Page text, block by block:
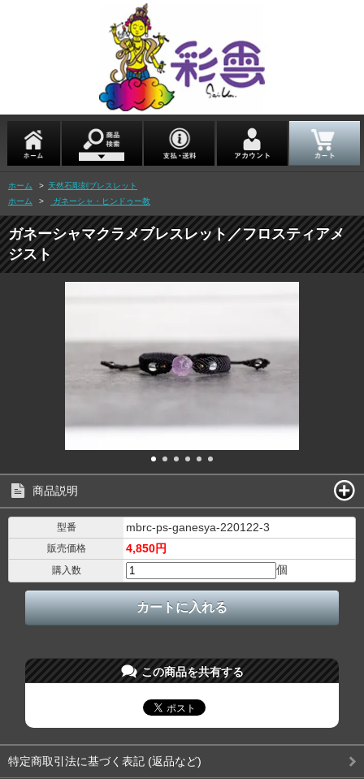
ホーム > 天然石彫刻ブレスレット
ホーム
> ガネーシャ・ヒンドゥー教
ガネーシャマクラメブレスレット／フロスティアメ
ジスト
商品説明
型番 mbrc-ps-ganesya-220122-3
販売価格 4,850円
購入数 個
この商品を共有する
特定商取引法に基づく表記 (返品など)